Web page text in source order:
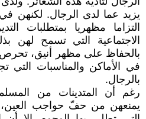
يزيد عما لدى الرجال. لكنهن
التزاما مظهريا بمتطلبات
الاجتماعية التي تسمح لهن
بالحفاظ على مظهر أنيق، تحرص
في الأماكن والمناسبات التي
بالرجال.
رغم أن المتدينات من
يمنعهن من حفّ حواجب العين،